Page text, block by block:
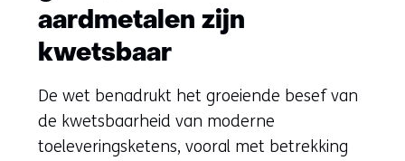
aardmetalen zijn
kwetsbaar
De wet benadrukt het groeiende besef van
de kwetsbaarheid van moderne
toeleveringsketens, vooral met betrekking